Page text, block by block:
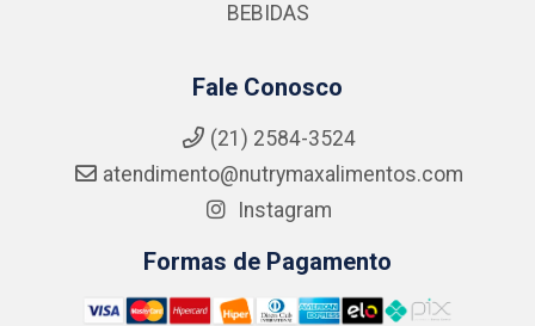
BEBIDAS
Fale Conosco
(21) 2584-3524
atendimento@nutrymaxalimentos.com
Instagram
Formas de Pagamento